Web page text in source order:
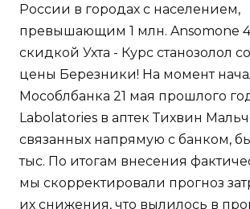
России в городах с населением,
превышающим 1 млн. Ansomone
скидкой Ухта - Курс станозолол
цены Березники! На момент
Мособлбанка 21 мая прошлого
Labolatories в аптек Тихвин
связанных напрямую с банком,
тыс. По итогам внесения
мы скорректировали прогноз
их снижения, что вылилось в